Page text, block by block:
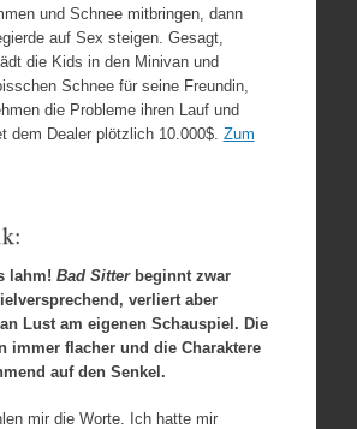
und Schnee mitbringen, dann
auf Sex steigen. Gesagt,
die Kids in den Minivan und
Schnee für seine Freundin,
die Probleme ihren Lauf und
dem Dealer plötzlich 10.000$. Zum
lahm! Bad Sitterbeginnt zwar
verliert aber
Lust am eigenen Schauspiel. Die
immer flacher und die Charaktere
auf den Senkel.
mir die Worte. Ich hatte mir